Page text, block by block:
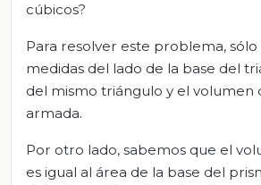
cúbicos?
Para resolver este problema,
medidas del lado de la base del
del mismo triángulo y el volumen
armada.
Por otro lado, sabemos que el
es igual al área de la base del